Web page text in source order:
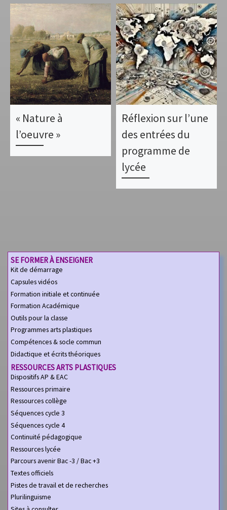
« Nature à
l’oeuvre »
Réflexion sur l’une
des entrées du
programme de
lycée
SE FORMER À ENSEIGNER
Kit de démarrage
Capsules vidéos
Formation initiale et continuée
Formation Académique
Outils pour la classe
Programmes arts plastiques
Compétences & socle commun
Didactique et écrits théoriques
RESSOURCES ARTS PLASTIQUES
Dispositifs AP & EAC
Ressources primaire
Ressources collège
Séquences cycle 3
Séquences cycle 4
Continuité pédagogique
Ressources lycée
Parcours avenir Bac -3 / Bac +3
Textes officiels
Pistes de travail et de recherches
Plurilinguisme